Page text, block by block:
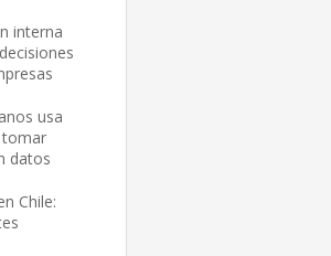
interna
usa
tomar
datos
Chile: